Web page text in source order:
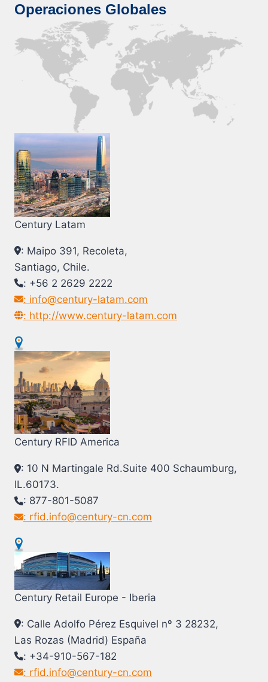
Operaciones Globales
Century Latam
: Maipo 391, Recoleta,
Santiago, Chile.
: +56 2 2629 2222
: info@century-latam.com
: http://www.century-latam.com
Century RFID America
: 10 N Martingale Rd.Suite 400 Schaumburg,
IL.60173.
: 877-801-5087
: rfid.info@century-cn.com
Century Retail Europe - Iberia
: Calle Adolfo Pérez Esquivel nº 3 28232,
Las Rozas (Madrid) España
: +34-910-567-182
: rfid.info@century-cn.com